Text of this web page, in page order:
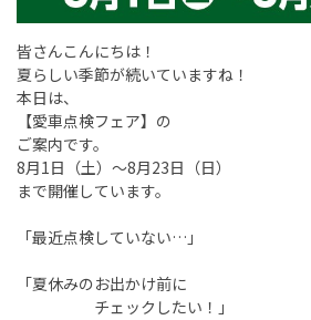
皆さんこんにちは！
夏らしい季節が続いていますね！
本日は、
【愛車点検フェア】の
ご案内です。
8月1日（土）～8月23日（日）
まで開催しています。
「最近点検していない…」
「夏休みのお出かけ前に
チェックしたい！」